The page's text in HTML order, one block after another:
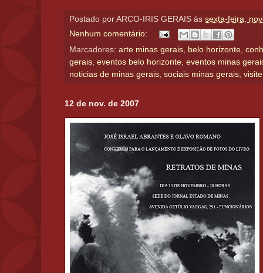
Postado por ARCO-IRIS GERAIS às sexta-feira,
Nenhum comentário:
Marcadores: arte minas gerais belo horizonte
gerais eventos belo horizonte eventos minas
noticias de minas gerais sociais minas gerais
12 de nov. de 2007